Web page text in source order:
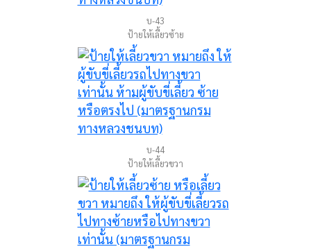
บ-43
ป้ายให้เลี้ยวซ้าย
บ-44
ป้ายให้เลี้ยวขวา